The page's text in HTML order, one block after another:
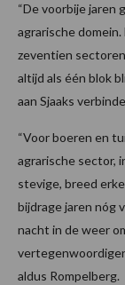
“De voorbije jaren
agrarische
zeventien
altijd als één blok
aan Sjaaks
“Voor boeren en
agrarische sector,
stevige, breed
bijdrage jaren nóg
nacht in de weer
aldus Rompelberg.